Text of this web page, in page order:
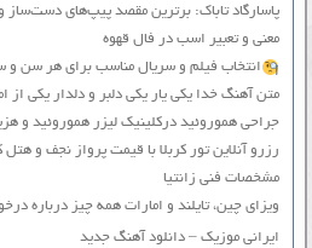
پاسارگاد تاباک: برترین مقصد پیپ‌های
معنی و تعبیر اسب در فال قهوه
انتخاب فیلم و سریال مناسب برای هر سن و
متن آهنگ خدا یکی یار یکی دلبر و دلدار یکی از
جراحی هموروئید درکلینیک لیزر هموروئید و
رزرو آنلاین تور کربلا با قیمت پرواز نجف و هتل
مشخصات فنی زانتیا
ویزای چین، تایلند و امارات همه چیز درباره
ایرانی موزیک – دانلود آهنگ جدید